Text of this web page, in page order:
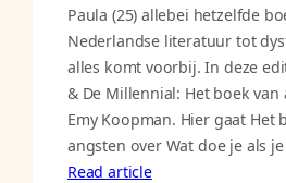
Paula (25) allebei hetzelfde
Nederlandse literatuur tot
alles komt voorbij. In deze
& De Millennial: Het boek van
Emy Koopman. Hier gaat Het
angsten over Wat doe je als
Read article